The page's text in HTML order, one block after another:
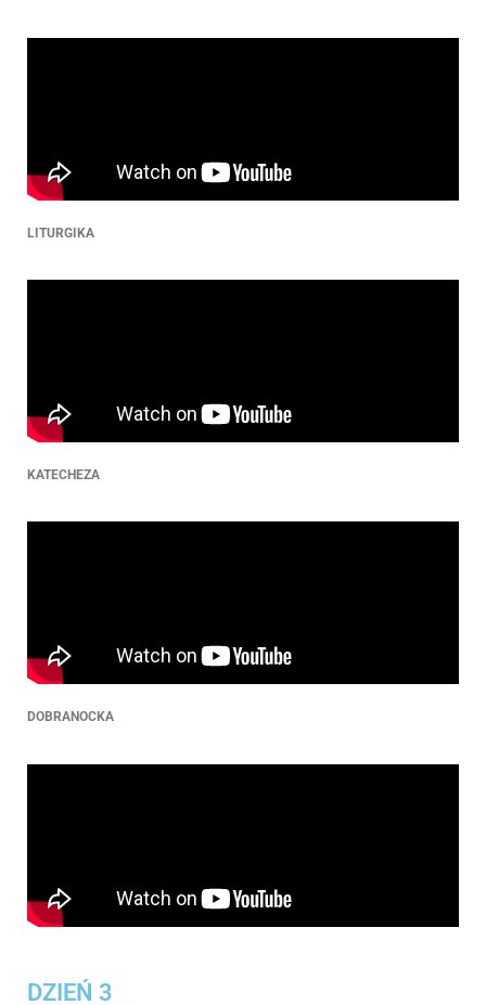
LITURGIKA
KATECHEZA
DOBRANOCKA
DZIEŃ 3